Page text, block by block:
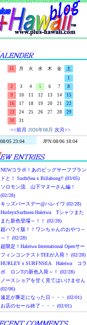
日 月 火 水 木 金
土
1
2
3 4 5 6 7
8
9
10 11 12 13 14
15
16
17 18 19 20 21
22
23
24 25 26 27 28
29
30
31
<<前月 2026年08月 次月>>
NEWコラボ！あのビッグサーフブラン
ドと！ SurfnSea x Billabong!! (03/05)
ソロモン流 山下マヌーさん編！
(02/28)
キッズバースデー@ハレイワ (02/28)
HurleyxSurfnsea Haleiwa Tシャツまた
また新色登場～！！ (02/28)
超ハワイ版！！ワンちゃんのおやつ～
～！ (02/28)
超限定！Haleiwa International Openサー
フィンコンテストTEEが入荷！ (02/28)
HURLEYｘSURFNSEA Haleiwa コラ
ボ ロンTの新色入荷～！ (02/28)
ノースショアを甘く見てはいけません
(02/06)
遠足が豚足になった日・・・ (02/01)
お店のセール終了・・・ (02/01)